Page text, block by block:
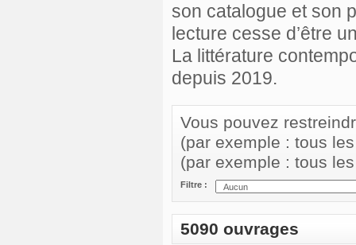
son catalogue et son
lecture cesse d’être
La littérature
depuis 2019.
Vous pouvez
(par exemple : tous
(par exemple : tous
Filtre :
5090 ouvrages